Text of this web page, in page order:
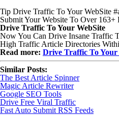
Tip Drive Traffic To Your WebSite
Submit Your Website To Over
Drive Traffic To Your WebSite
Now You Can Drive Insane Traffic
High Traffic Article Directories
Read more: Drive Traffic To Your
Similar Posts:
The Best Article Spinner
Magic Article Rewriter
Google SEO Tools
Drive Free Viral Traffic
Fast Auto Submit RSS Feeds